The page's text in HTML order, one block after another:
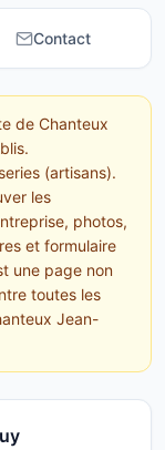
Contact
de Chanteux
(artisans).
les
photos,
et formulaire
une page non
toutes les
Jean-